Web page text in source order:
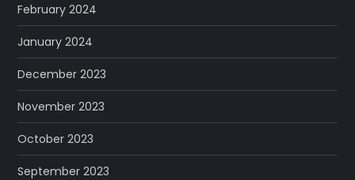
February 2024
January 2024
December 2023
November 2023
October 2023
September 2023